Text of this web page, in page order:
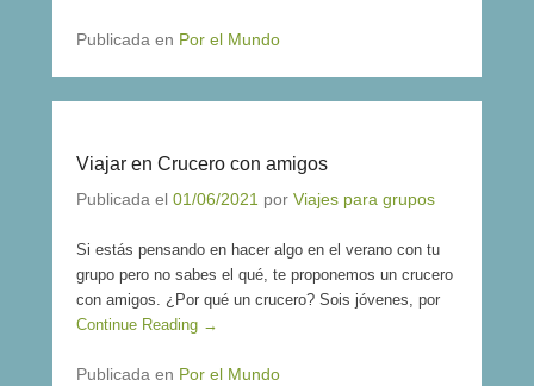
Publicada en Por el Mundo
Viajar en Crucero con amigos
Publicada el 01/06/2021 por Viajes para grupos
Si estás pensando en hacer algo en el verano con tu
grupo pero no sabes el qué, te proponemos un crucero
con amigos. ¿Por qué un crucero? Sois jóvenes, por
Continue Reading →
Publicada en Por el Mundo